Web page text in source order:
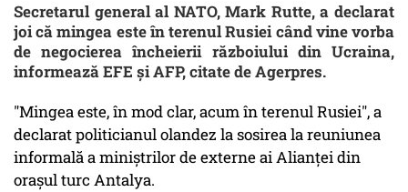
Secretarul general al NATO, Mark Rutte, a declarat
joi că mingea este în terenul Rusiei când vine vorba
de negocierea încheierii războiului din Ucraina,
informează EFE şi AFP, citate de Agerpres.
"Mingea este, în mod clar, acum în terenul Rusiei", a
declarat politicianul olandez la sosirea la reuniunea
informală a miniştrilor de externe ai Alianţei din
oraşul turc Antalya.